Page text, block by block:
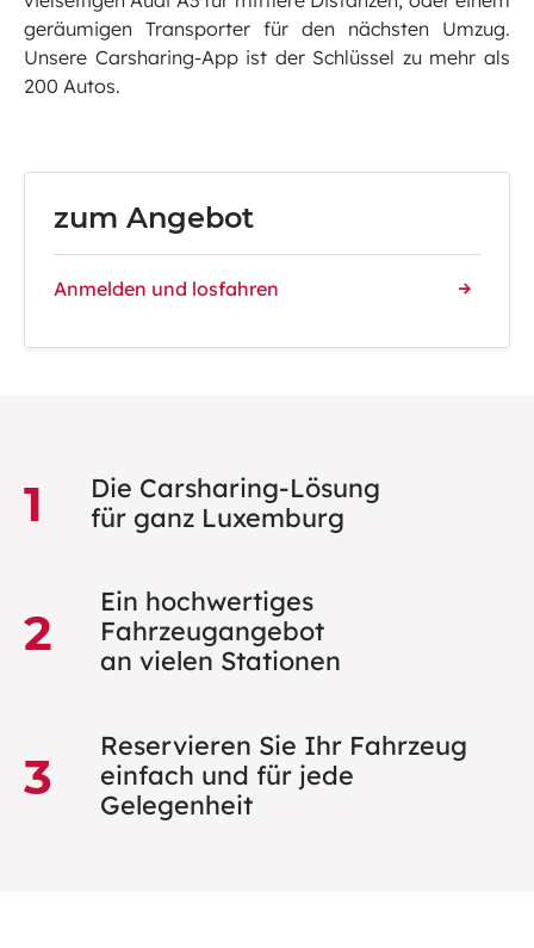
geräumigen Transporter für den nächsten Umzug.
Unsere Carsharing-App ist der Schlüssel zu mehr als
200 Autos.
zum Angebot
Anmelden und losfahren
1
Die Carsharing-Lösung
für ganz Luxemburg
2
Ein hochwertiges
Fahrzeugangebot
an vielen Stationen
3
Reservieren Sie Ihr Fahrzeug
einfach und für jede
Gelegenheit